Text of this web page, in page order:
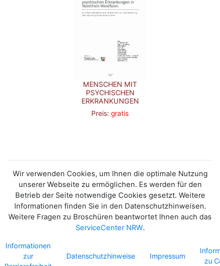
MENSCHEN MIT
PSYCHISCHEN
ERKRANKUNGEN
Preis: gratis
Wir verwenden Cookies, um Ihnen die optimale Nutzung
unserer Webseite zu ermöglichen. Es werden für den
Betrieb der Seite notwendige Cookies gesetzt. Weitere
Informationen finden Sie in den Datenschutzhinweisen.
Weitere Fragen zu Broschüren beantwortet Ihnen auch das
ServiceCenter NRW.
Informationen
zur
Datenschutzhinweise Impressum
zu